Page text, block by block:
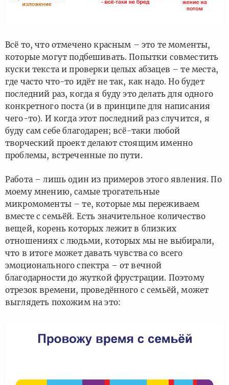
Всё то, что отмечено красным – это те моменты,
которые могут подбешивать. Попытки совместить
куски текста и проверки целых абзацев – те места,
где часто что-то идёт не так, как надо. Но будет
последний раз, когда я буду это делать для одного
конкретного поста (и в принципе для написания
чего-то). И когда этот последний раз случится, я
буду сам себе благодарен; всё-таки любой
творческий проект делают стоящим именно
проблемы, встреченные по пути.
Работа – лишь один из примеров этого явления. По
моему мнению, самые трогательные
микромоменты – те, которые мы переживаем
вместе с семьёй. Есть значительное количество
вещей, корень которых лежит в близких
отношениях с людьми, которых мы не выбирали,
что в итоге может давать чувства со всего
эмоционального спектра – от вечной
благодарности до жуткой фрустрации. Поэтому
отрезок времени, проведённого с семьёй, может
выглядеть похожим на это: